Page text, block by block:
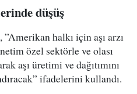
düşüş
halkı için aşı arzı
özel sektörle ve olası
aşı üretimi ve dağıtımını
ifadelerini kullandı.